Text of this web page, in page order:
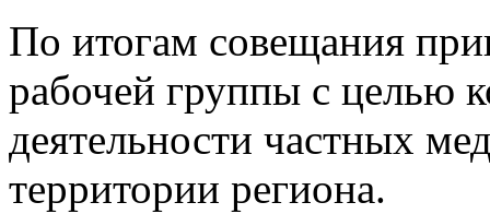
По итогам совещания
рабочей группы с целью
деятельности частных
территории региона.